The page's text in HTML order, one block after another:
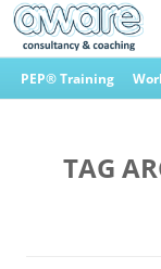
PEP® Training
TAG